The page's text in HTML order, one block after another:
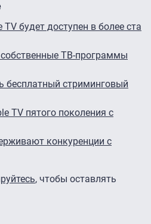
будет доступен в более ста
ТВ-программы
бесплатный стриминговый
TV пятого поколения с
конкуренции с
, чтобы оставлять